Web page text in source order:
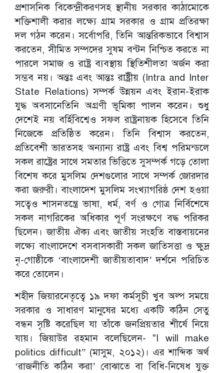
প্রশাসনিক বিকেন্দ্রীকরণসহ স্থানীয় সরকার কাঠামোকে
শক্তিশালী করার লক্ষ্যে গ্রাম সরকার ও গ্রাম প্রতিরক্ষা
দল গঠন করেন। সর্বোপরি, তিনি আন্তরিকভাবে বিশ্বাস
করতেন, সীমিত সম্পদের সুষম বন্টন নিশ্চিত করতে না
পারলে সমাজ ও রাষ্ট্র ব্যবস্থায় স্থিতিশীলতা অর্জন করা
সম্ভব নয়। অন্তঃ এবং আন্তঃ রাষ্ট্রীয় (Intra and Inter
State Relations) সম্পর্ক উন্নয়ন এবং ইরান-ইরাক
যুদ্ধ অবসানেতিনি অগ্রণী ভূমিকা পালন করেন। শুধু
দেশেই নয় বর্হিবিশ্বেও সফল রাষ্ট্রনায়ক হিসেবে তিনি
নিজেকে প্রতিষ্ঠিত করেন। তিনি বিশ্বাস করতেন,
প্রতিবেশী ভারতসহ অন্যান্য রাষ্ট্র এবং বিশ্ব পরিমন্ডলে
সকল রাষ্ট্রের সাথে সমতার ভিত্তিতে সুসম্পর্ক গড়ে তোলা
বিশেষ করে মুসলিম দেশগুলোর সাথে সম্পর্ক জোরদার
করা জরুরী। বাংলাদেশ মুসলিম সংখ্যাগরিষ্ঠ দেশ হওয়া
সত্বেও শাসনতন্ত্রে ভাষা, ধর্ম, বর্ণ ও গোত্র নির্বিশেষে
সকল নাগরিকের অধিকার পূর্ণ সংরক্ষণে বদ্ধ পরিকর
ছিলেন। জাতীয় ঐক্য এবং জাতীয় সংহতি বাস্তবায়নের
লক্ষ্যে বাংলাদেশে বসবাসকারী সকল জাতিসত্তা ও ক্ষুদ্র
নৃ-গোষ্ঠীকে ‘বাংলাদেশী জাতীয়তাবাদ’ দর্শনে পরিচিত
করে তোলেন।
শহীদ জিয়ারনেতৃত্বে ১৯ দফা কর্মসূচী খুব অল্প সময়ে
সরকার ও সাধারণ মানুষের মধ্যে একটি কঠিন সেতু
বন্ধন সৃষ্টি করেছিল যা তাঁকে জনপ্রিয়তার শীর্ষে নিয়ে
যায়। জিয়াউর রহমান বলেছিলেন- "I will make
politics difficult” (মাসুম, ২০১২)। এর শাব্দিক অর্থ
‘রাজনীতি কঠিন করা’ বোঝাতে বা বিধি-নিষেধ যুক্ত